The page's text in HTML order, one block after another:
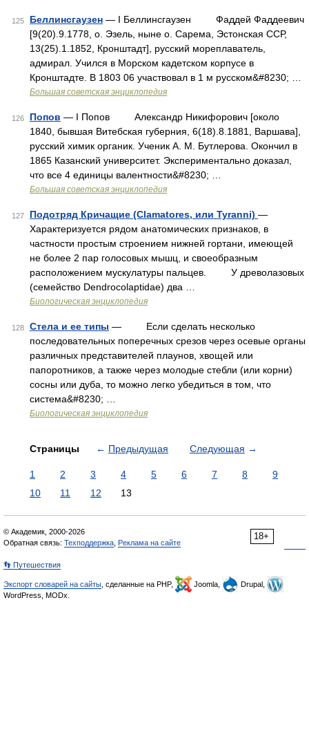
125 Беллинсгаузен — I Беллинсгаузен Фаддей Фаддеевич
[9(20).9.1778, о. Эзель, ныне о. Сарема, Эстонская ССР,
13(25).1.1852, Кронштадт], русский мореплаватель,
адмирал. Учился в Морском кадетском корпусе в
Кронштадте. В 1803 06 участвовал в 1 м русском&#8230; …
Большая советская энциклопедия
126 Попов — I Попов Александр Никифорович [около
1840, бывшая Витебская губерния, 6(18).8.1881, Варшава],
русский химик органик. Ученик А. М. Бутлерова. Окончил в
1865 Казанский университет. Экспериментально доказал,
что все 4 единицы валентности&#8230; …
Большая советская энциклопедия
127 Подотряд Кричащие (Clamatores, или Tyranni) —
Характеризуется рядом анатомических признаков, в
частности простым строением нижней гортани, имеющей
не более 2 пар голосовых мышц, и своеобразным
расположением мускулатуры пальцев. У древолазовых
(семейство Dendrocolaptidae) два …
Биологическая энциклопедия
128 Стела и ее типы — Если сделать несколько
последовательных поперечных срезов через осевые органы
различных представителей плаунов, хвощей или
папоротников, а также через молодые стебли (или корни)
сосны или дуба, то можно легко убедиться в том, что
система&#8230; …
Биологическая энциклопедия
Страницы ← Предыдущая Следующая →
1 2 3 4 5 6 7 8
9
10
11 12 13
18+
© Академик, 2000-2026
Обратная связь: Техподдержка Реклама на сайте
👣 Путешествия
Экспорт словарей на сайты , сделанные на PHP, Joomla,
Drupal,
WordPress, MODx.